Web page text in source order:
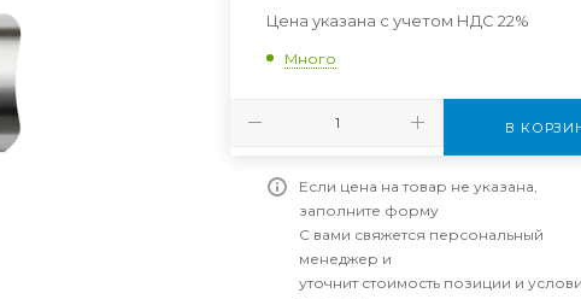
Цена указана с учетом НДС 22%
Много
В
Если цена на товар не указана,
заполните форму
С вами свяжется персональный
менеджер и
уточнит стоимость позиции и